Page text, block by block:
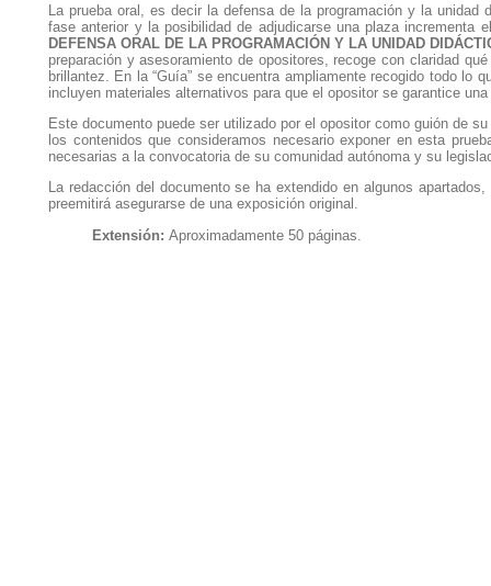
La prueba oral, es decir la defensa de la programación y la
fase anterior y la posibilidad de adjudicarse una plaza incrementa
DEFENSA ORAL DE LA PROGRAMACIÓN Y LA UNIDAD
preparación y asesoramiento de opositores, recoge con claridad
brillantez. En la “Guía” se encuentra ampliamente recogido todo
incluyen materiales alternativos para que el opositor se garantice
Este documento puede ser utilizado por el opositor como guión de
los contenidos que consideramos necesario exponer en esta
necesarias a la convocatoria de su comunidad autónoma y su
La redacción del documento se ha extendido en algunos
preemitirá asegurarse de una exposición original.
Extensión: Aproximadamente 50 páginas.